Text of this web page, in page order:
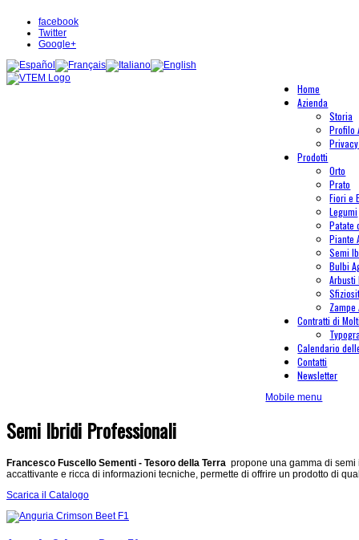
facebook
Twitter
Google+
Home
Azienda
Storia
Profilo
Prodotti
Orto
Prato
Fiori e
Legumi
Patate
Piante
Semi
Bulbi
Arbusti
Zampe
Contratti di
Calendario
Contatti
Newsletter
Mobile menu
Semi Ibridi Professionali
Francesco Fuscello Sementi - Tesoro della Terra propone una gamma di
accattivante e ricca di informazioni tecniche, permette di offrire un prodotto di
Scarica il Catalogo